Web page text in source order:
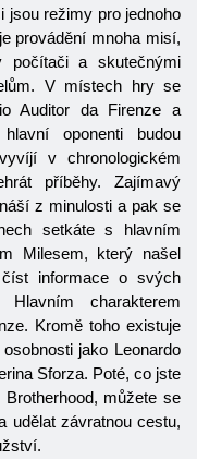
jsou režimy pro jednoho
provádění mnoha misí,
počítači a skutečnými
V místech hry se
Auditor da Firenze a
oponenti budou
v chronologickém
příběhy. Zajímavý
z minulosti a pak se
setkáte s hlavním
Milesem, který našel
informace o svých
charakterem
Kromě toho existuje
jako Leonardo
Sforza. Poté, co jste
můžete se
udělat závratnou cestu,